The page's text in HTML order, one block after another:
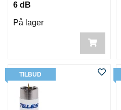
6 dB
På lager
TILBUD